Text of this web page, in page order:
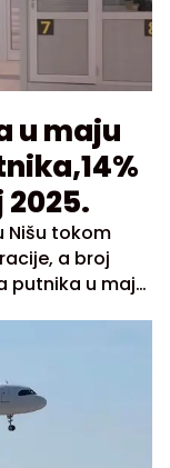
u maju
Nišu tokom
a broj
putnika u maju